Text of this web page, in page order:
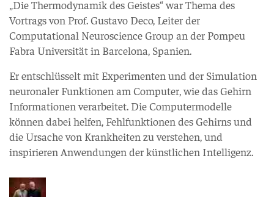
„Die Thermodynamik des Geistes“ war Thema des
Vortrags von Prof. Gustavo Deco, Leiter der
Computational Neuroscience Group an der Pompeu
Fabra Universität in Barcelona, Spanien.
Er entschlüsselt mit Experimenten und der Simulation
neuronaler Funktionen am Computer, wie das Gehirn
Informationen verarbeitet. Die Computermodelle
können dabei helfen, Fehlfunktionen des Gehirns und
die Ursache von Krankheiten zu verstehen, und
inspirieren Anwendungen der künstlichen Intelligenz.